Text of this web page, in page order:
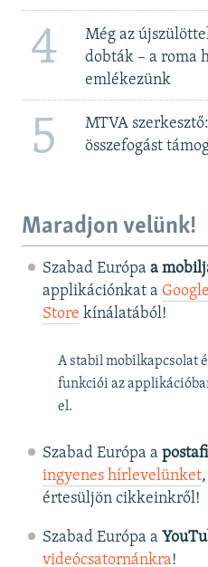
4
Még az
dobták – a roma
emlékezünk
5
MTVA
összefogást
Maradjon velünk!
Szabad Európa a
applikációnkat a
Store kínálatából!
A stabil mobilkapcsolat
funkciói az
el.
Szabad Európa a
ingyenes hírlevelünket
értesüljön cikkeinkről!
Szabad Európa a
videócsatornánkra!